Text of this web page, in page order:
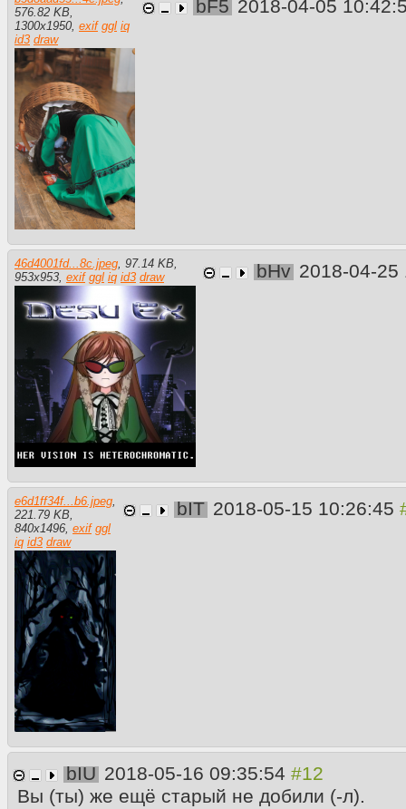
576.82 KB
1300x1950 exif ggl iq
id3 draw
bF5 2018-04-05
46d4001fd...8c.jpeg 97.14 KB
953x953 exif ggl iq id3 draw bHv 2018-04-
e6d1ff34f...b6.jpeg,
221.79 KB,
840x1496, exif ggl
iq id3 draw
bIT 2018-05-15 10:26:45
bIU 2018-05-16 09:35:54
Вы (ты) же ещё старый не добили (-л).